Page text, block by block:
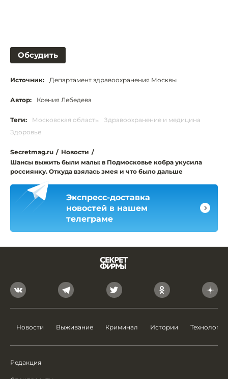
Обсудить
Источник: Департамент здравоохранения Москвы
Автор: Ксения Лебедева
Теги: Московская область
Здравоохранение и медицина
Здоровье
Secretmag.ru / Новости /
Шансы выжить были малы: в Подмосковье кобра укусила
россиянку. Откуда взялась змея и что было дальше
Экспресс-доставка
новостей в нашем
телеграме
Новости Выживание Криминал Истории Технологии
Редакция